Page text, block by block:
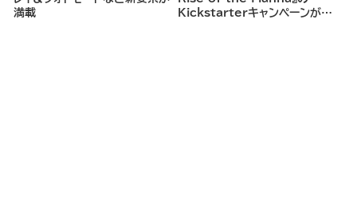
満載
Kickstarterキャンペーンがま